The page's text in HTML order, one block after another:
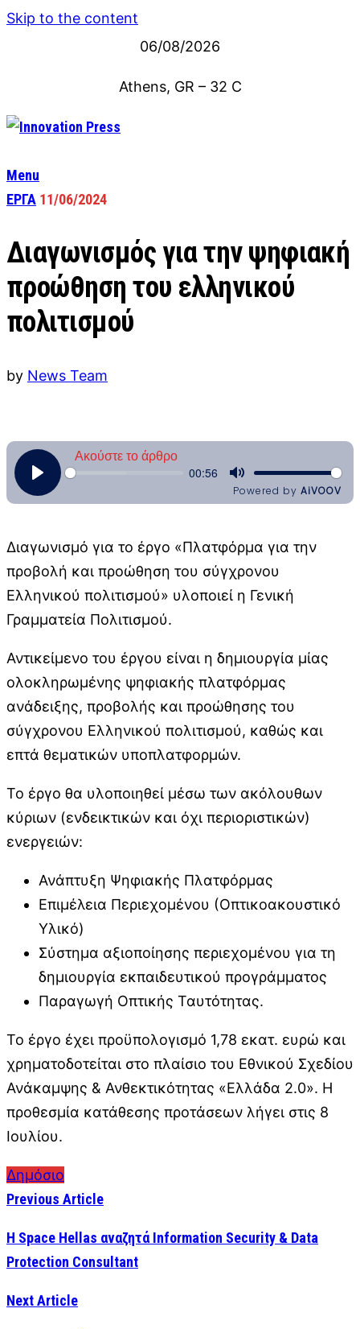
Skip to the content
06/08/2026
Athens, GR – 32 C
Menu
ΕΡΓΑ 11/06/2024
Διαγωνισμός για την ψηφιακή
προώθηση του ελληνικού
πολιτισμού
by News Team
Διαγωνισμό για το έργο «Πλατφόρμα για την
προβολή και προώθηση του σύγχρονου
Ελληνικού πολιτισμού» υλοποιεί η Γενική
Γραμματεία Πολιτισμού.
Αντικείμενο του έργου είναι η δημιουργία μίας
ολοκληρωμένης ψηφιακής πλατφόρμας
ανάδειξης, προβολής και προώθησης του
σύγχρονου Ελληνικού πολιτισμού, καθώς και
επτά θεματικών υποπλατφορμών.
Το έργο θα υλοποιηθεί μέσω των ακόλουθων
κύριων (ενδεικτικών και όχι περιοριστικών)
ενεργειών:
Ανάπτυξη Ψηφιακής Πλατφόρμας
Επιμέλεια Περιεχομένου (Οπτικοακουστικό
Υλικό)
Σύστημα αξιοποίησης περιεχομένου για τη
δημιουργία εκπαιδευτικού προγράμματος
Παραγωγή Οπτικής Ταυτότητας.
Το έργο έχει προϋπολογισμό 1,78 εκατ. ευρώ και
χρηματοδοτείται στο πλαίσιο του Εθνικού Σχεδίου
Ανάκαμψης & Ανθεκτικότητας «Ελλάδα 2.0». Η
προθεσμία κατάθεσης προτάσεων λήγει στις 8
Ιουλίου.
Δημόσιο
Previous Article
H Space Hellas αναζητά Information Security & Data
Protection Consultant
Next Article